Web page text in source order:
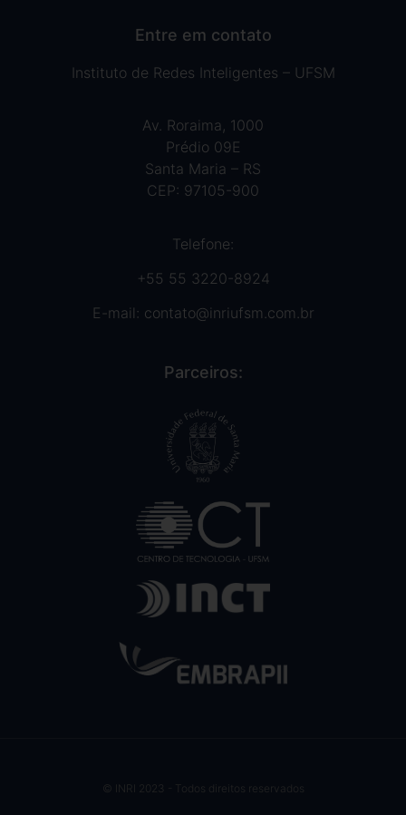
Entre em contato
Instituto de Redes Inteligentes – UFSM
Av. Roraima, 1000
Prédio 09E
Santa Maria – RS
CEP: 97105-900
Telefone:
+55 55 3220-8924
E-mail: contato@inriufsm.com.br
Parceiros:
© INRI 2023 - Todos direitos reservados